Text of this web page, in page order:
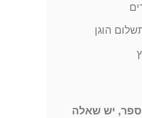
הוגן
יש שאלה